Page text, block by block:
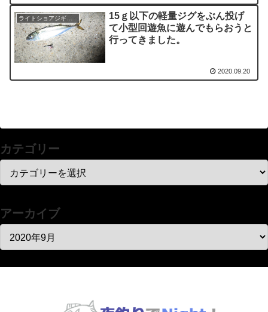
ライトショアジギング
15ｇ以下の軽量ジグをぶん投げ
て小型回遊魚に遊んでもらおうと
行ってきました。
2020.09.20
カテゴリー
アーカイブ